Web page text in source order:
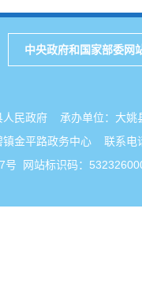
中央政府和国家部委网
人民政府 承办单位：大
镇金平路政务中心 联系电
号 网站标识码：